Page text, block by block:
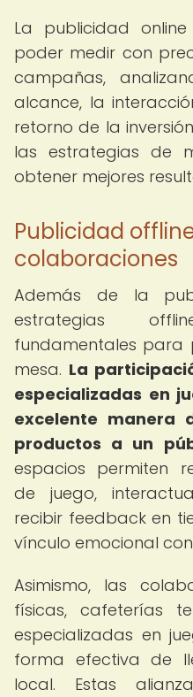
La publicidad
poder medir con
campañas,
alcance, la
retorno de la
las estrategias de
obtener mejores
Publicidad
colaboraciones
Además de la
estrategias
fundamentales para
mesa. La
especializadas en
excelente manera
productos a un
espacios permiten
de juego,
recibir feedback en
vínculo emocional
Asimismo, las
físicas, cafeterías
especializadas en
forma efectiva de
local. Estas